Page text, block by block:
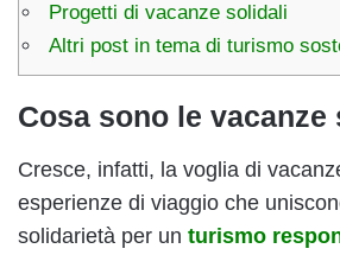
Progetti di vacanze solidali
Altri post in tema di turismo
Cosa sono le vacanze
Cresce, infatti, la voglia di
esperienze di viaggio che
solidarietà per un turismo